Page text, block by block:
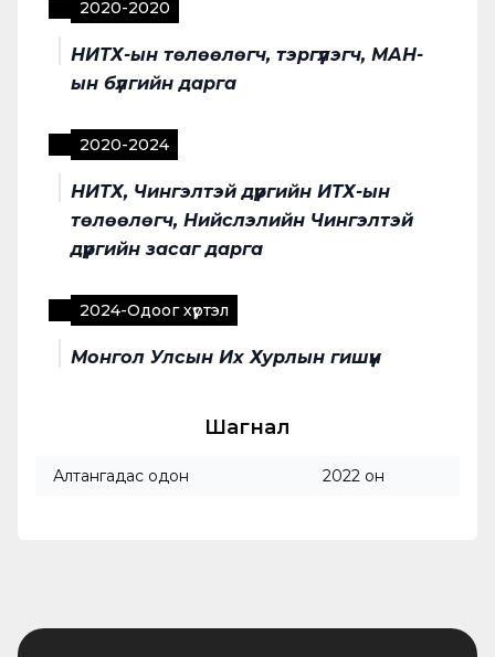
2020-2020
НИТХ-ын төлөөлөгч, тэргүүлэгч, МАН-
ын бүлгийн дарга
2020-2024
НИТХ, Чингэлтэй дүүргийн ИТХ-ын
төлөөлөгч, Нийслэлийн Чингэлтэй
дүүргийн засаг дарга
2024-Одоог хүртэл
Монгол Улсын Их Хурлын гишүүн
Шагнал
Алтангадас одон 2022 он